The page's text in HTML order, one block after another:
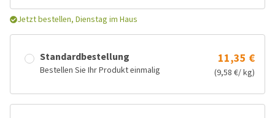
Jetzt bestellen, Dienstag im Haus
Standardbestellung
Bestellen Sie Ihr Produkt einmalig
11,35 €
(9,58 €/ kg)